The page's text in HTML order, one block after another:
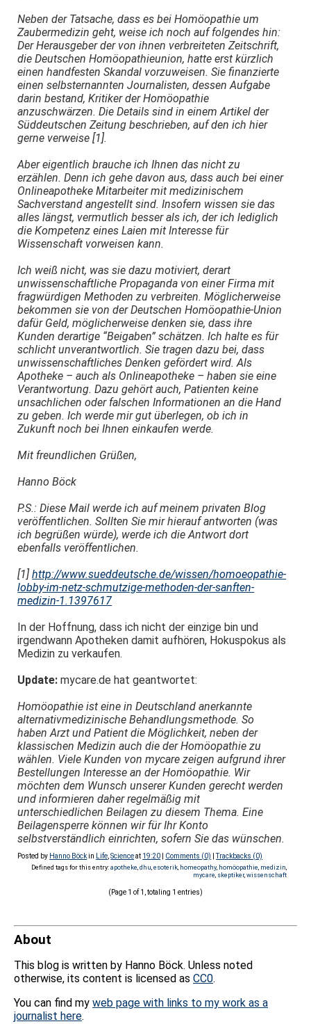
Neben der Tatsache, dass es bei Homöopathie um
Zaubermedizin geht, weise ich noch auf folgendes hin:
Der Herausgeber der von ihnen verbreiteten Zeitschrift,
die Deutschen Homöopathieunion, hatte erst kürzlich
einen handfesten Skandal vorzuweisen. Sie finanzierte
einen selbsternannten Journalisten, dessen Aufgabe
darin bestand, Kritiker der Homöopathie
anzuschwärzen. Die Details sind in einem Artikel der
Süddeutschen Zeitung beschrieben, auf den ich hier
gerne verweise [1].
Aber eigentlich brauche ich Ihnen das nicht zu
erzählen. Denn ich gehe davon aus, dass auch bei einer
Onlineapotheke Mitarbeiter mit medizinischem
Sachverstand angestellt sind. Insofern wissen sie das
alles längst, vermutlich besser als ich, der ich lediglich
die Kompetenz eines Laien mit Interesse für
Wissenschaft vorweisen kann.
Ich weiß nicht, was sie dazu motiviert, derart
unwissenschaftliche Propaganda von einer Firma mit
fragwürdigen Methoden zu verbreiten. Möglicherweise
bekommen sie von der Deutschen Homöopathie-Union
dafür Geld, möglicherweise denken sie, dass ihre
Kunden derartige “Beigaben” schätzen. Ich halte es für
schlicht unverantwortlich. Sie tragen dazu bei, dass
unwissenschaftliches Denken gefördert wird. Als
Apotheke – auch als Onlineapotheke – haben sie eine
Verantwortung. Dazu gehört auch, Patienten keine
unsachlichen oder falschen Informationen an die Hand
zu geben. Ich werde mir gut überlegen, ob ich in
Zukunft noch bei Ihnen einkaufen werde.
Mit freundlichen Grüßen,
Hanno Böck
P.S.: Diese Mail werde ich auf meinem privaten Blog
veröffentlichen. Sollten Sie mir hierauf antworten (was
ich begrüßen würde), werde ich die Antwort dort
ebenfalls veröffentlichen.
[1]http://www.sueddeutsche.de/wissen/homoeopathie-
lobby-im-netz-schmutzige-methoden-der-sanften-
medizin-1.1397617
In der Hoffnung, dass ich nicht der einzige bin und
irgendwann Apotheken damit aufhören, Hokuspokus als
Medizin zu verkaufen.
Update: mycare.de hat geantwortet:
Homöopathie ist eine in Deutschland anerkannte
alternativmedizinische Behandlungsmethode. So
haben Arzt und Patient die Möglichkeit, neben der
klassischen Medizin auch die der Homöopathie zu
wählen. Viele Kunden von mycare zeigen aufgrund ihrer
Bestellungen Interesse an der Homöopathie. Wir
möchten dem Wunsch unserer Kunden gerecht werden
und informieren daher regelmäßig mit
unterschiedlichen Beilagen zu diesem Thema. Eine
Beilagensperre können wir für Ihr Konto
selbstverständlich einrichten, sofern Sie das wünschen.
Posted by Hanno Böckin Life ,Scienceat 19:20 Comments (0) |Trackbacks (0)
Defined tags for this entry:apotheke dhu esoterik, homeopathy, homöopathie medizin
mycare skeptiker,wissenschaft
(Page 1 of 1, totaling 1 entries)
About
This blog is written by Hanno Böck. Unless noted
otherwise, its content is licensed as CC0.
You can find my web page with links to my work as a
journalist here.